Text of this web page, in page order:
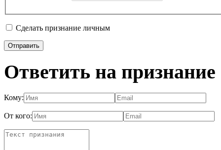
Сделать признание личным
Ответить на признание
Кому:
От кого: